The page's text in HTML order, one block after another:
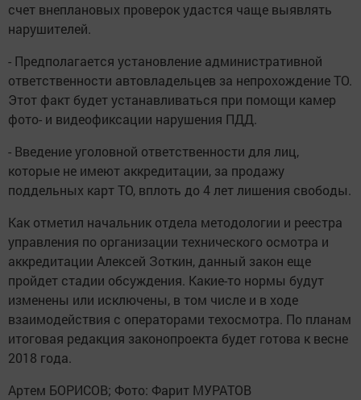
счет внеплановых проверок удастся чаще выявлять
нарушителей.
- Предполагается установление административной
ответственности автовладельцев за непрохождение ТО.
Этот факт будет устанавливаться при помощи камер
фото- и видеофиксации нарушения ПДД.
- Введение уголовной ответственности для лиц,
которые не имеют аккредитации, за продажу
поддельных карт ТО, вплоть до 4 лет лишения свободы.
Как отметил начальник отдела методологии и реестра
управления по организации технического осмотра и
аккредитации Алексей Зоткин, данный закон еще
пройдет стадии обсуждения. Какие-то нормы будут
изменены или исключены, в том числе и в ходе
взаимодействия с операторами техосмотра. По планам
итоговая редакция законопроекта будет готова к весне
2018 года.
Артем БОРИСОВ; Фото: Фарит МУРАТОВ